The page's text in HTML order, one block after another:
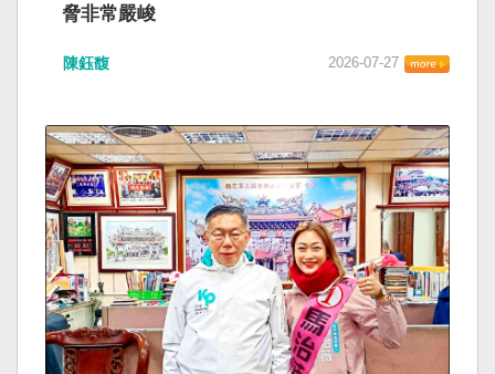
脅非常嚴峻
陳鈺馥 2026-07-27